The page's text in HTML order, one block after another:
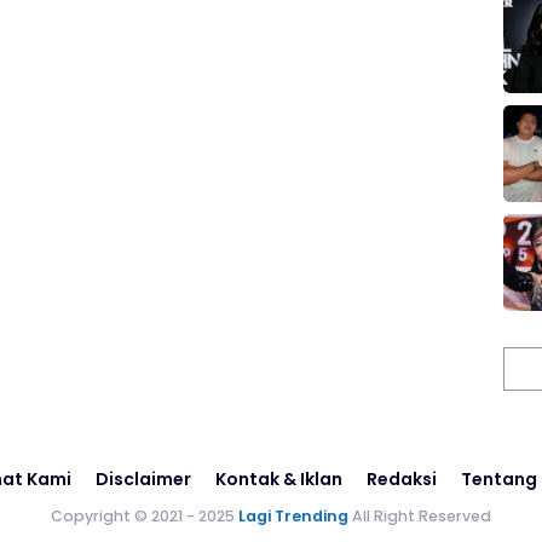
Kami Disclaimer Kontak & Iklan Redaksi Tentang
Copyright © 2021 - 2025 Lagi Trending All Right Reserved